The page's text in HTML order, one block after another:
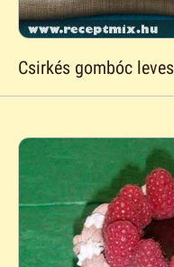
Csirkés gombóc leves